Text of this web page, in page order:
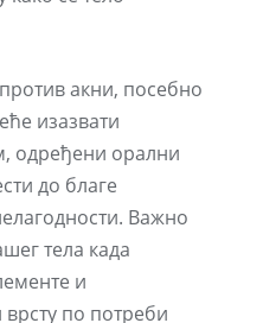
акни, посебно
изазвати
одређени орални
до благе
Важно
тела када
и
по потреби